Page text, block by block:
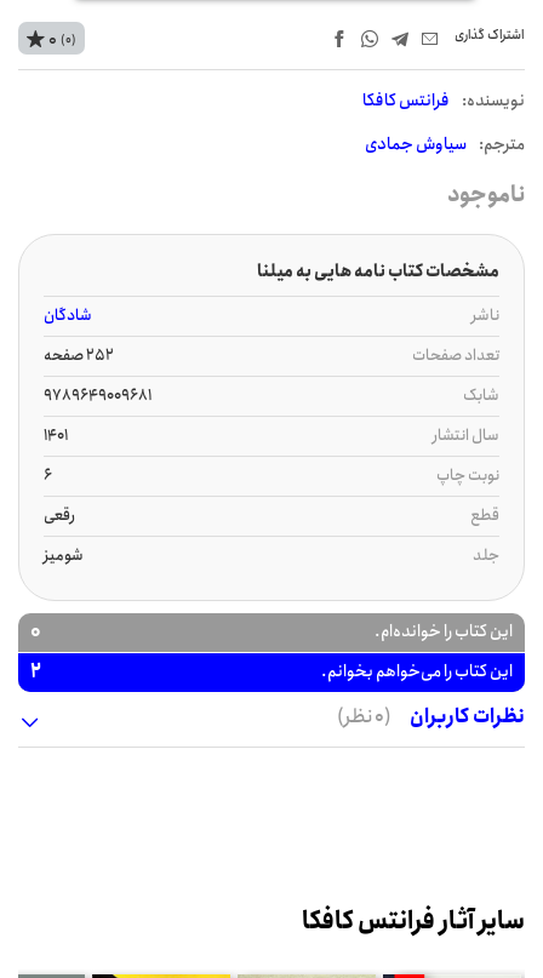
اشتراک‌ گذاری
نويسنده: فرانتس کافکا
مترجم: سیاوش جمادی
0 (0)
ناموجود
مشخصات کتاب نامه هایی به میلنا
ناشر
شادگان
تعداد صفحات
252 صفحه
شابک
9789649009681
سال انتشار
1401
نوبت چاپ
6
قطع
رقعی
جلد
شومیز
این کتاب را خوانده‌ام. 0
این کتاب را می‌خواهم بخوانم.
2
نظرات کاربران
(0 نظر)
سایر آثار فرانتس کافکا